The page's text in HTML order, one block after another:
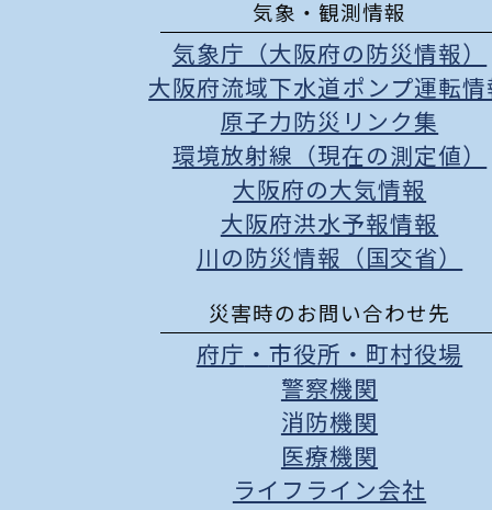
気象・観測情報
気象庁（大阪府の防災情報）
大阪府流域下水道ポンプ運転情
原子力防災リンク集
環境放射線（現在の測定値）
大阪府の大気情報
大阪府洪水予報情報
川の防災情報（国交省）
災害時のお問い合わせ先
府庁 ・ 市役所 ・ 町村役場
警察機関
消防機関
医療機関
ライフライン会社